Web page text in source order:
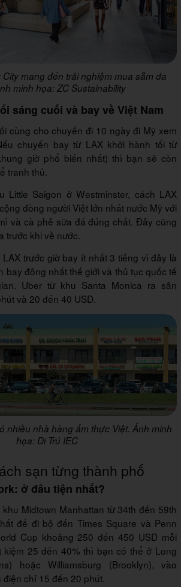
City mang đến trải nghiệm mua sẵm đa
minh họa: ZC Sustainability
sáng cuối và bay về Việt Nam
cùng cho chuyến đi 10 ngày đi Mỹ xem
chuyến bay từ LAX khởi hành tối từ
giờ phổ biến nhất) thì bạn sẽ còn
tranh thủ.
Little Saigon ở Westminster, cách LAX
đồng người Việt lớn nhất nước Mỹ với
và cà phê sữa đá đúng chất. Đây cũng
trước khi về nước.
trước giờ bay ít nhất 3 tiếng vì đây là
bay đông nhất thế giới và thủ tục quốc tế
Uber từ khu Santa Monica ra sân
và 20 đến 40 USD.
nhiều nhà hàng ẩm thực Việt. Ảnh minh
họa: Di Trú IEC
sạn từng thành phố
ở đâu tiện nhất?
khu Midtown Manhattan từ 34th đến 59th
để đi bộ đến Times Square và Penn
Cup khoảng 250 đến 450 USD mỗi
kiệm 25 đến 40% thì bạn có thể ở Long
hoặc Williamsburg (Brooklyn), vào
chỉ 15 đến 20 phút.